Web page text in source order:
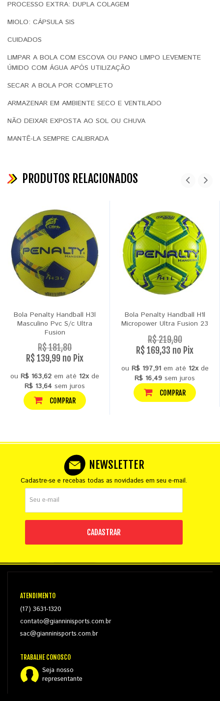
PROCESSO EXTRA: DUPLA COLAGEM
MIOLO: CÁPSULA SIS
CUIDADOS
LIMPAR A BOLA COM ESCOVA OU PANO LIMPO LEVEMENTE
ÚMIDO COM ÁGUA APÓS UTILIZAÇÃO
SECAR A BOLA POR COMPLETO
ARMAZENAR EM AMBIENTE SECO E VENTILADO
NÃO DEIXAR EXPOSTA AO SOL OU CHUVA
MANTÊ-LA SEMPRE CALIBRADA
PRODUTOS RELACIONADOS
Bola Penalty Handball H3l
Masculino Pvc S/c Ultra
Fusion
R$ 181,80
R$ 139,99 no Pix
ou R$ 163,62 em até 12xde
R$ 13,64 sem juros
COMPRAR
Bola Penalty Handball H1l
Micropower Ultra Fusion 23
R$ 219,90
R$ 169,33 no Pix
ou R$ 197,91em até 12xde
R$ 16,49 sem juros
COMPRAR
NEWSLETTER
Cadastre-se e recebas todas as novidades em seu e-mail.
CADASTRAR
ATENDIMENTO
(17) 3631-1320
contato@gianninisports.com.br
sac@gianninisports.com.br
TRABALHE CONOSCO
Seja nosso
representante